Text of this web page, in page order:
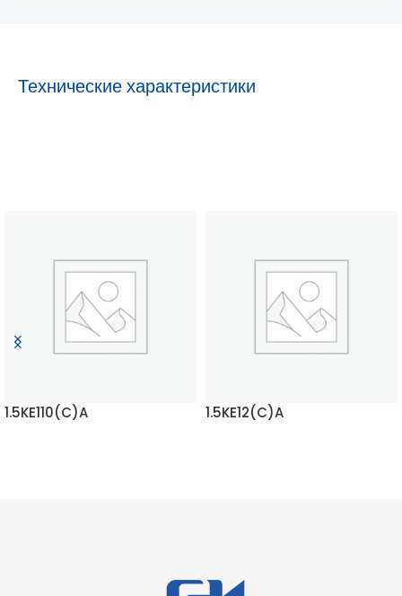
Технические характеристики
1.5KE110(C)A 1.5KE12(C)A